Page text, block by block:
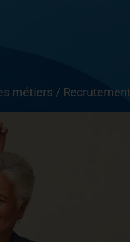
métiers / Recrutement